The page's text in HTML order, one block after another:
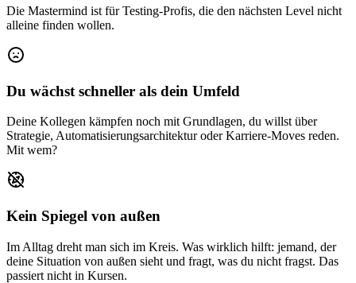
Die Mastermind ist für Testing-Profis, die den nächsten Level nicht
alleine finden wollen.
Du wächst schneller als dein Umfeld
Deine Kollegen kämpfen noch mit Grundlagen, du willst über
Strategie, Automatisierungsarchitektur oder Karriere-Moves reden.
Mit wem?
Kein Spiegel von außen
Im Alltag dreht man sich im Kreis. Was wirklich hilft: jemand, der
deine Situation von außen sieht und fragt, was du nicht fragst. Das
passiert nicht in Kursen.